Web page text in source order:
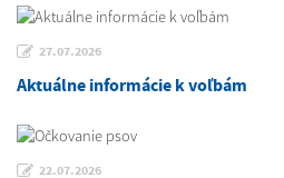
27.07.2026
Aktuálne informácie k voľbám
22.07.2026